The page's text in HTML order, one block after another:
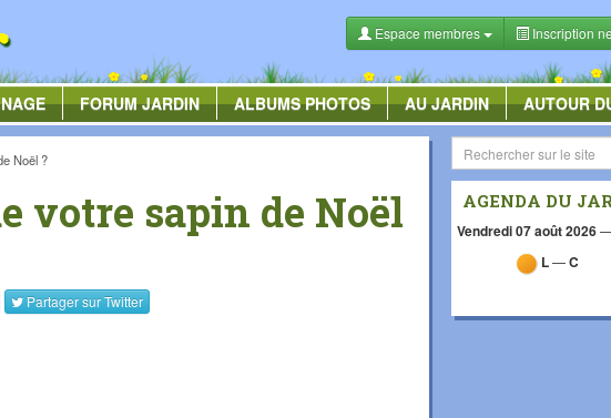
Espace membres Inscription
FORUMJARDIN ALBUMSPHOTOS AU JARDIN AUTOUR
Noël ?
votre sapin de Noël
Partager surTwitter
AGENDA DU
Vendredi 07 août 2026
L—C